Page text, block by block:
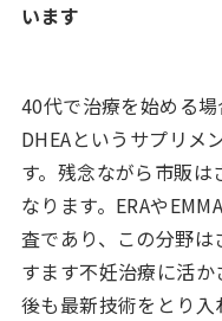
います
40代で治療を始める
DHEAというサプリメ
す。残念ながら市販
なります。ERAや
査であり、この分野
すます不妊治療に活
後も最新技術をとり